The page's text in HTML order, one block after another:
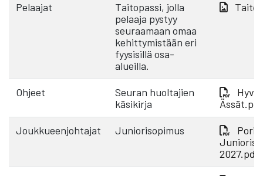
Pelaajat
Taitopassi, jolla
pelaaja pystyy
seuraamaan omaa
kehittymistään eri
fyysisillä osa-
alueilla.
Ohjeet
Seuran huoltajien
käsikirja
Ässät.pdf
Joukkueenjohtajat Juniorisopimus
2027.pdf